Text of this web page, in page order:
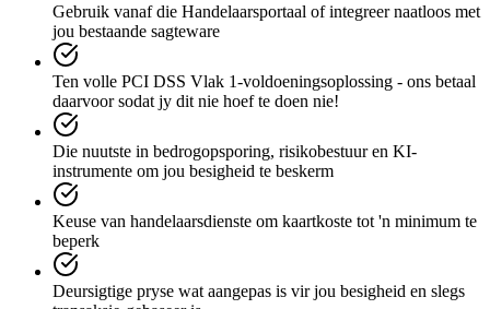
Gebruik vanaf die Handelaarsportaal of integreer naatloos met
jou bestaande sagteware
Ten volle PCI DSS Vlak 1-voldoeningsoplossing - ons betaal
daarvoor sodat jy dit nie hoef te doen nie!
Die nuutste in bedrogopsporing, risikobestuur en KI-
instrumente om jou besigheid te beskerm
Keuse van handelaarsdienste om kaartkoste tot 'n minimum te
beperk
Deursigtige pryse wat aangepas is vir jou besigheid en slegs